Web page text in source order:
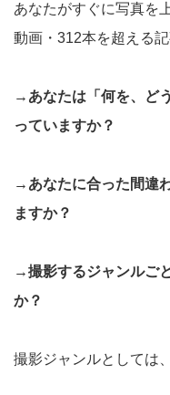
あなたがすぐに写真を
動画・312本を超える
→あなたは「何を、ど
っていますか？
→あなたに合った間違
ますか？
→撮影するジャンルご
か？
撮影ジャンルとしては、